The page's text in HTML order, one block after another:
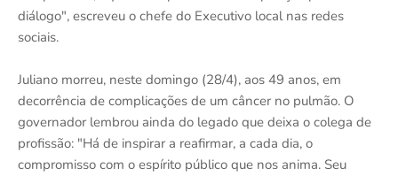
diálogo", escreveu o chefe do Executivo local nas redes
sociais.
Juliano morreu, neste domingo (28/4), aos 49 anos, em
decorrência de complicações de um câncer no pulmão. O
governador lembrou ainda do legado que deixa o colega de
profissão: "Há de inspirar a reafirmar, a cada dia, o
compromisso com o espírito público que nos anima. Seu